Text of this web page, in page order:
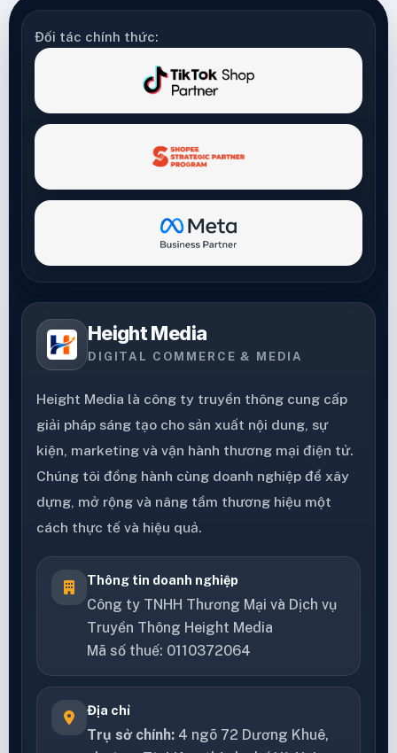
Đối tác chính thức:
Height Media
DIGITAL COMMERCE & MEDIA
Height Media là công ty truyền thông cung cấp
giải pháp sáng tạo cho sản xuất nội dung, sự
kiện, marketing và vận hành thương mại điện tử.
Chúng tôi đồng hành cùng doanh nghiệp để xây
dựng, mở rộng và nâng tầm thương hiệu một
cách thực tế và hiệu quả.
Thông tin doanh nghiệp
Công ty TNHH Thương Mại và Dịch vụ
Truyền Thông Height Media
Mã số thuế: 0110372064
Địa chỉ
Trụ sở chính: 4 ngõ 72 Dương Khuê,